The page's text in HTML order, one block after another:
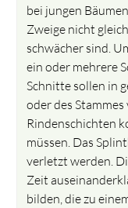
bei jungen
Zweige nicht
schwächer sind.
ein oder mehrere
Schnitte sollen in
oder des
Rindenschichten
müssen. Das
verletzt werden.
Zeit
bilden, die zu